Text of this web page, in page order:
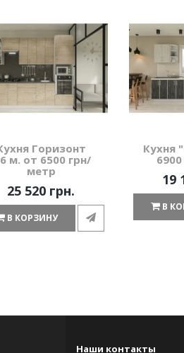
Горизонт
м. от 6500 грн/
метр
25 520 грн.
В КОРЗИНУ
Кухня
19
В
Наши контакты